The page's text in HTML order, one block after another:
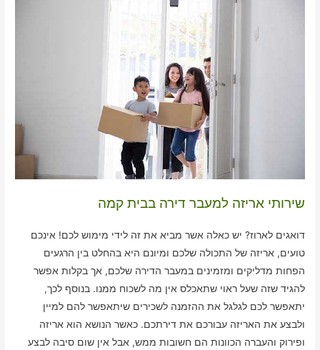
שירותי אריזה למעבר דירה בבית קמה
דואגים לארוז? יש כאלה אשר מביא את זה לידי מימוש לכם! אינכם
טועים, אריזה של התכולה שלכם ומיונם היא בהחלט בין הרגעים
הפחות מדליקים ומזמינים במעבר הדירה שלכם, אך בקלות אפשר
להגיד שזה שעל ראוי שתאכלס אין מה לשכוח ממנו. בנוסף לכך,
יתאפשר לכם לגלגל את ההזמנה לשכירים שיתאפשר להם למיין
ולבצע את האריזה עבורכם את דירתכם. כאשר הנושא הוא אריזה
ופירוק והעברה הכוונות הם חשובות ממש, אבל אין שום סיבה לבצע